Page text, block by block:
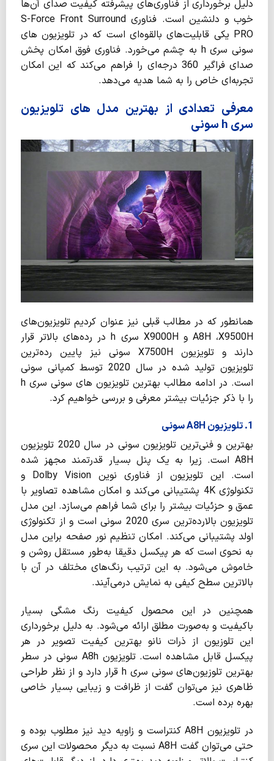
دلیل برخورداری از فناوری‌های پیشرفته کیفیت صدای آن‌ها
خوب و دلنشین است. فناوری S-Force Front Surround
PRO یکی قابلیت‌های بالقوه‌ای است که در تلویزیون ‌های
سونی سری h به چشم می‌خورد. فناوری فوق امکان پخش
صدای فراگیر 360 درجه‌ای را فراهم می‌کند که این امکان
تجربه‌ای خاص را به شما هدیه می‌دهد.
معرفی تعدادی از بهترین مدل های تلویزیون
سری h سونی
همانطور که در مطالب قبلی نیز عنوان کردیم تلویزیون‌های
A8H ،X9500H و X9000H سری h در رده‌های بالاتر قرار
دارند و تلویزیون X7500H سونی نیز پایین رده‌ترین
تلویزیون تولید شده در سال 2020 توسط کمپانی سونی
است. در ادامه مطالب بهترین تلویزیون های سونی سری h
را با ذکر جزئیات بیشتر معرفی و بررسی خواهیم کرد.
1. تلویزیون A8H سونی
بهترین و فنی‌ترین تلویزیون سونی در سال 2020 تلویزیون
A8H است. زیرا به یک پنل بسیار قدرتمند مجهز شده
است. این تلویزیون از فناوری نوین Dolby Vision و
تکنولوژی 4K پشتیبانی می‌کند و امکان مشاهده تصاویر با
عمق و حزئیات بیشتر را برای شما فراهم می‌سازد. این مدل
تلویزیون‌ بالارده‌ترین سری 2020 سونی است و از تکنولوژی
اولد پشتیبانی می‌کند. امکان تنظیم نور صفحه براین مدل
به نحوی است که هر پیکسل دقیقا به‌طور مستقل روشن و
خاموش می‌شود. به این ترتیب رنگ‌های مختلف در آن با
بالاترین سطح کیفی به نمایش درمی‌آیند.
همچنین در این محصول کیفیت رنگ مشگی بسیار
باکیفیت و به‌صورت مطلق ارائه می‌شود. به دلیل برخورداری
این تلوزیون از ذرات نانو بهترین کیفیت تصویر در هر
پیکسل قابل مشاهده است. تلویزیون A8h سونی در سطر
بهترین تلوزیون‌های سونی سری h قرار دارد و از نظر طراحی
ظاهری نیز می‌توان گفت از ظرافت و زیبایی بسیار خاصی
بهره برده است.
در تلویزیون A8H کنتراست و زاویه دید نیز مطلوب بوده و
حتی می‌توان گفت A8H نسبت به دیگر محصولات این سری